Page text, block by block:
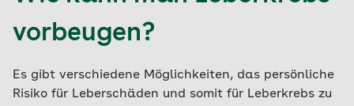
vorbeugen?
Es gibt verschiedene Möglichkeiten, das persönliche
Risiko für Leberschäden und somit für Leberkrebs zu